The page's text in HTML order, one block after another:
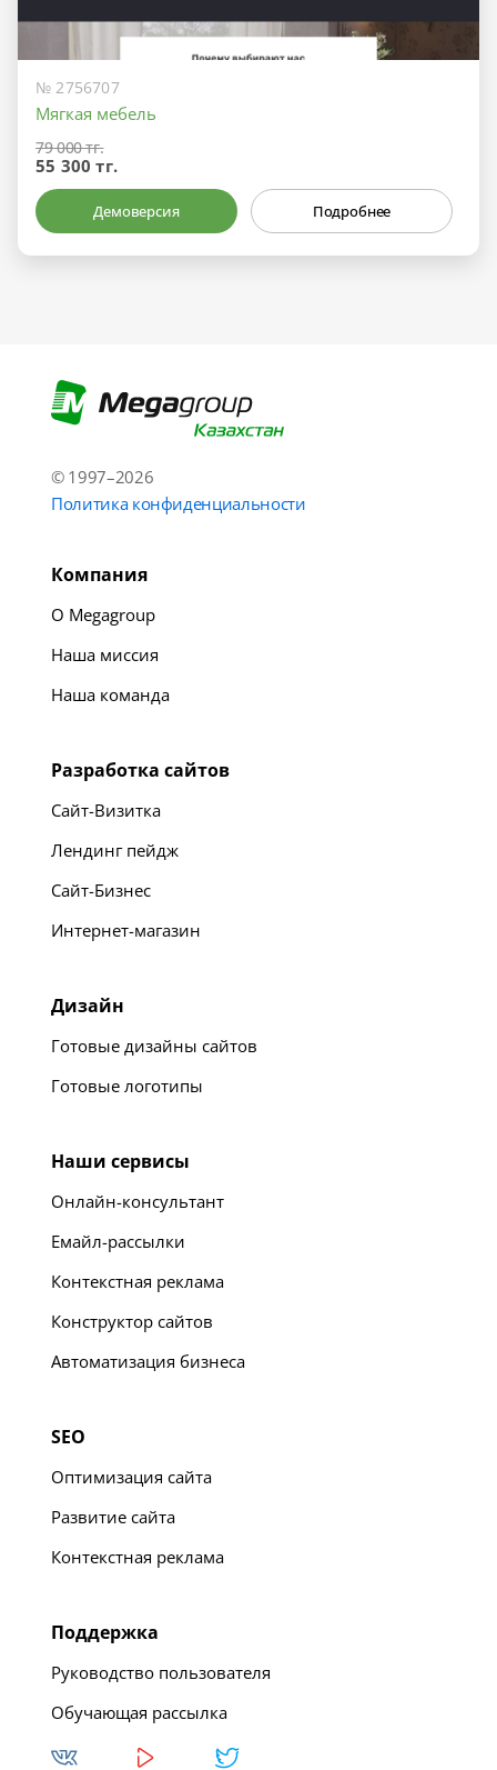
№ 2756707
Мягкая мебель
79 000 тг.
55 300 тг.
Демоверсия Подробнее
© 1997–2026
Политика конфиденциальности
Компания
О Megagroup
Наша миссия
Наша команда
Разработка сайтов
Сайт-Визитка
Лендинг пейдж
Сайт-Бизнес
Интернет-магазин
Дизайн
Готовые дизайны сайтов
Готовые логотипы
Наши сервисы
Онлайн-консультант
Емайл-рассылки
Контекстная реклама
Конструктор сайтов
Автоматизация бизнеса
SEO
Оптимизация сайта
Развитие сайта
Контекстная реклама
Поддержка
Руководство пользователя
Обучающая рассылка